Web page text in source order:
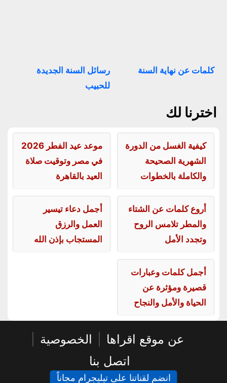
كلمات عن نهاية السنة
رسائل السنة الجديدة
للحبيب
اخترنا لك
كيفية الغسل من الدورة
الشهرية الصحيحة
والكاملة بالخطوات
موعد عيد الفطر 2026
في مصر وتوقيت صلاة
العيد بالقاهرة
أروع كلمات عن الشتاء
والمطر تلامس الروح
وتجدد الأمل
أجمل دعاء تيسير
العمل والرزق
المستجاب بإذن الله
أجمل كلمات وعبارات
قصيرة ومؤثرة عن
الحياة والأمل والنجاح
عن موقع اقراها الخصوصية
اتصل بنا
انضم لقناتنا على تيليجرام مجاناً